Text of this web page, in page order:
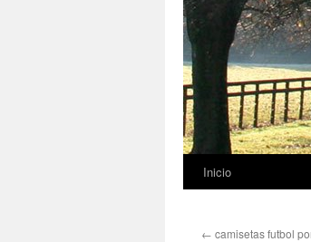
Saltar
Inicio
← camisetas futbol